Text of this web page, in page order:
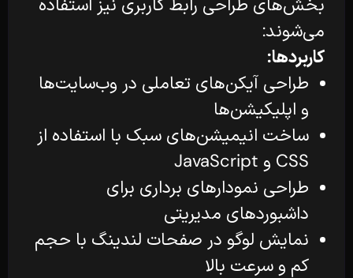
می‌شوند:
کاربردها:
طراحی آیکن‌های تعاملی در وب‌سایت‌ها
و اپلیکیشن‌ها
ساخت انیمیشن‌های سبک با استفاده از
CSS و JavaScript
طراحی نمودارهای برداری برای
داشبوردهای مدیریتی
نمایش لوگو در صفحات لندینگ با حجم
کم و سرعت بالا